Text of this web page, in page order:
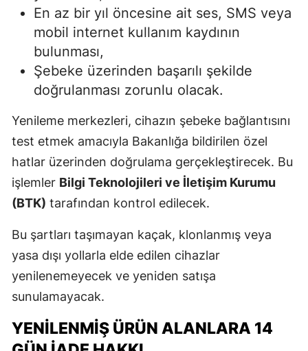
En az bir yıl öncesine ait ses, SMS veya
mobil internet kullanım kaydının
bulunması,
Şebeke üzerinden başarılı şekilde
doğrulanması zorunlu olacak.
Yenileme merkezleri, cihazın şebeke bağlantısını
test etmek amacıyla Bakanlığa bildirilen özel
hatlar üzerinden doğrulama gerçekleştirecek. Bu
işlemler Bilgi Teknolojileri ve İletişim Kurumu
(BTK) tarafından kontrol edilecek.
Bu şartları taşımayan kaçak, klonlanmış veya
yasa dışı yollarla elde edilen cihazlar
yenilenemeyecek ve yeniden satışa
sunulamayacak.
YENILENMIŞ ÜRÜN ALANLARA 14